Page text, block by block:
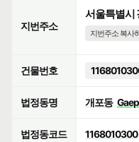
지번주소
서울특별시
지번주소 복사
건물번호
법정동명 개포동
법정동코드 1168010300